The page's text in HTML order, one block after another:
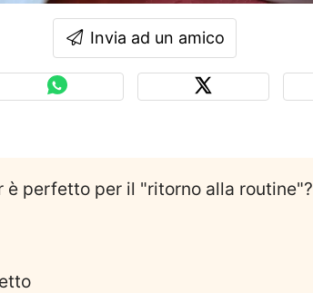
Invia ad un amico
è perfetto per il "ritorno alla routine"?